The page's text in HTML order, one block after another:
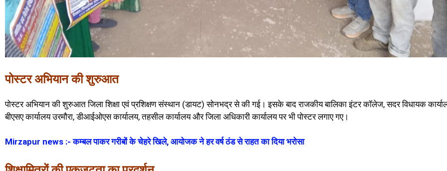
पोस्टर अभियान की शुरुआत
पोस्टर अभियान की शुरुआत जिला शिक्षा एवं प्रशिक्षण संस्थान (डायट) सोनभद्र से की गई। इसके बाद राजकीय बालिका इंटर कॉलेज, सदर विधायक
बीएसए कार्यालय उरमौरा, डीआईओएस कार्यालय, तहसील कार्यालय और जिला अधिकारी कार्यालय पर भी पोस्टर लगाए गए।
Mirzapur news :- कम्बल पाकर गरीबों के चेहरे खिले, आयोजक ने हर वर्ष ठंड से राहत का दिया भरोसा